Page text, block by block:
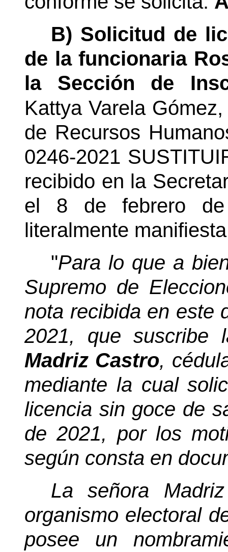
B) Solicitud de
de la funcionaria
la Sección de
Kattya Varela
de Recursos
0246-2021
recibido en la
el 8 de febrero
literalmente
"Para lo que a
Supremo de
nota recibida en este
2021, que suscribe
Madriz Castro,
mediante la cual
licencia sin goce de
de 2021, por los
según consta en
La señora
organismo electoral
posee un